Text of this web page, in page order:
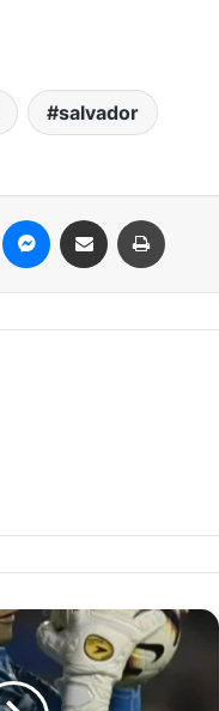
salvador
Pocket Messenger
Compartilhar via e-mail